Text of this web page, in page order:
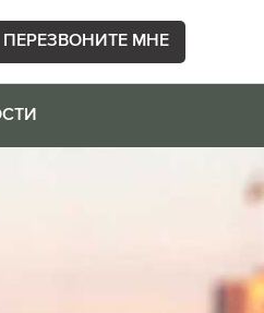
ПЕРЕЗВОНИТЕ МНЕ